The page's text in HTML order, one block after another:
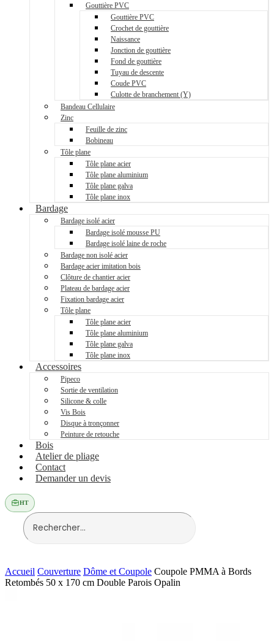
Gouttière PVC
Gouttière PVC
Crochet de gouttière
Naissance
Jonction de gouttière
Fond de gouttière
Tuyau de descente
Coude PVC
Culotte de branchement (Y)
Bandeau Cellulaire
Zinc
Feuille de zinc
Bobineau
Tôle plane
Tôle plane acier
Tôle plane aluminium
Tôle plane galva
Tôle plane inox
Bardage
Bardage isolé acier
Bardage isolé mousse PU
Bardage isolé laine de roche
Bardage non isolé acier
Bardage acier imitation bois
Clôture de chantier acier
Plateau de bardage acier
Fixation bardage acier
Tôle plane
Tôle plane acier
Tôle plane aluminium
Tôle plane galva
Tôle plane inox
Accessoires
Pipeco
Sortie de ventilation
Silicone & colle
Vis Bois
Disque à tronçonner
Peinture de retouche
Bois
Atelier de pliage
Contact
Demander un devis
HT
Accueil Couverture Dôme et Coupole Coupole PMMA à Bords
Retombés 50 x 170 cm Double Parois Opalin